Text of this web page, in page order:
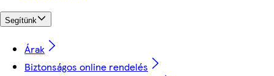
Segítünk
Árak
Biztonságos online rendelés